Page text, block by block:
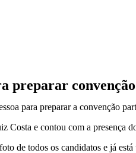
preparar
para preparar a
e contou com a presença
de todos os candidatos e já